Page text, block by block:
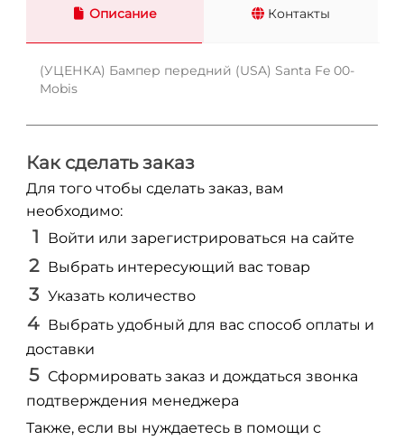
Описание Контакты
(УЦЕНКА) Бампер передний (USA) Santa Fe 00-
Mobis
Как сделать заказ
Для того чтобы сделать заказ, вам
необходимо:
Войти или зарегистрироваться на сайте
Выбрать интересующий вас товар
Указать количество
Выбрать удобный для вас способ оплаты и
доставки
Сформировать заказ и дождаться звонка
подтверждения менеджера
Также, если вы нуждаетесь в помощи с